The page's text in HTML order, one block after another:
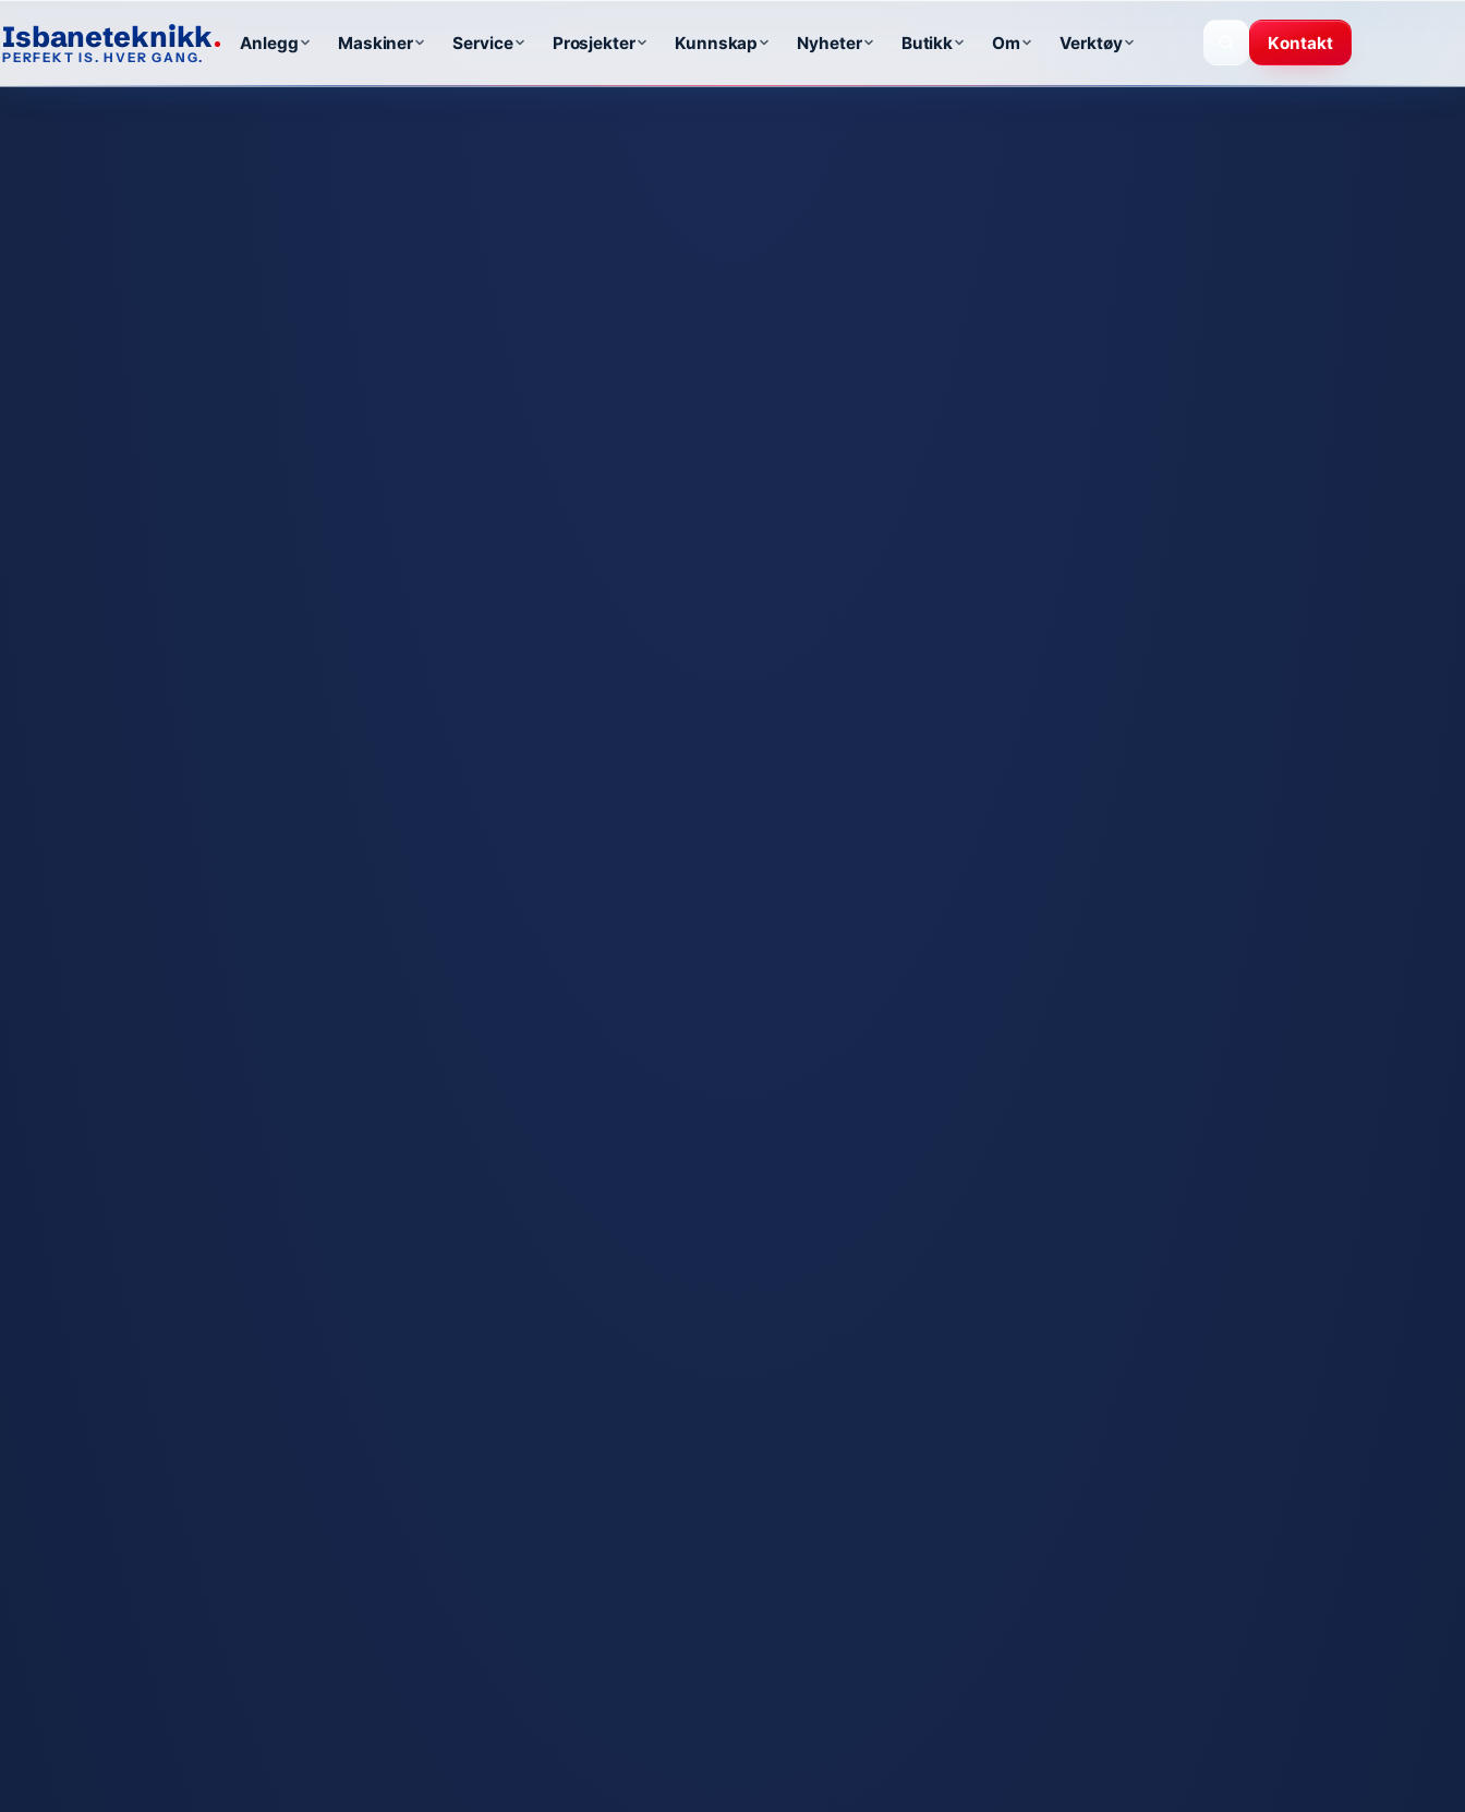
Isbaneteknikk
PERFEKT IS. HVER GANG.
Anlegg Maskiner Service Prosjekter Kunnskap Nyheter Butikk Om Verktøy Kontakt